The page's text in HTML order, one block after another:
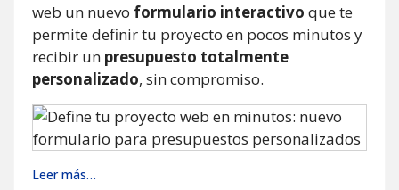
web un nuevo formulario interactivo que te
permite definir tu proyecto en pocos minutos y
recibir un presupuesto totalmente
personalizado, sin compromiso.
Leer más…